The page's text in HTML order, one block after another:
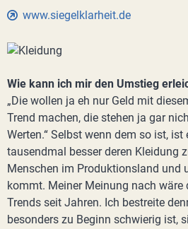
www.siegelklarheit.de
Wie kann ich mir den Umstieg
„Die wollen ja eh nur Geld mit
Trend machen, die stehen ja gar
Werten.“ Selbst wenn dem so ist, ist
tausendmal besser deren Kleidung
Menschen im Produktionsland und
kommt. Meiner Meinung nach wäre
Trends seit Jahren. Ich bestreite
besonders zu Beginn schwierig ist,